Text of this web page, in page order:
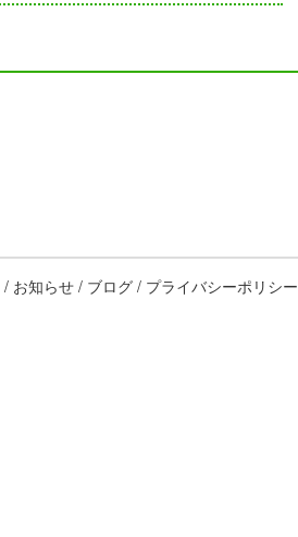
お知らせ ブログ
プライバシーポリシー